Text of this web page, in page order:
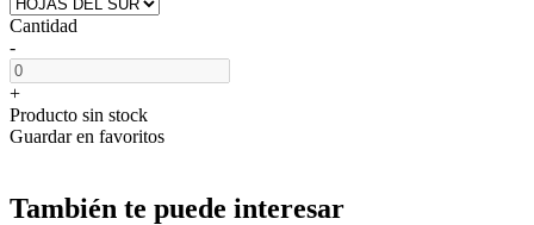
Cantidad
-
+
Producto sin stock
Guardar en favoritos
También te puede interesar